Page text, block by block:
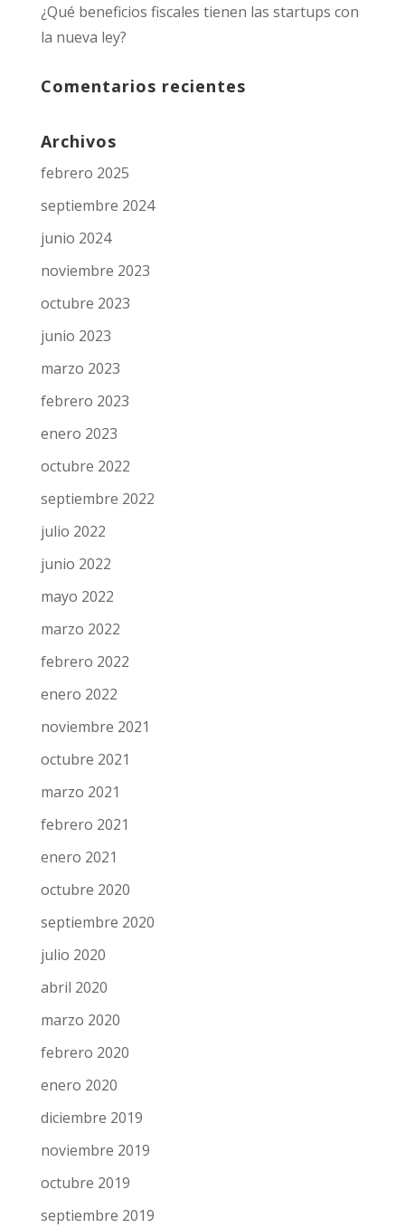
¿Qué beneficios fiscales tienen las startups con
la nueva ley?
Comentarios recientes
Archivos
febrero 2025
septiembre 2024
junio 2024
noviembre 2023
octubre 2023
junio 2023
marzo 2023
febrero 2023
enero 2023
octubre 2022
septiembre 2022
julio 2022
junio 2022
mayo 2022
marzo 2022
febrero 2022
enero 2022
noviembre 2021
octubre 2021
marzo 2021
febrero 2021
enero 2021
octubre 2020
septiembre 2020
julio 2020
abril 2020
marzo 2020
febrero 2020
enero 2020
diciembre 2019
noviembre 2019
octubre 2019
septiembre 2019